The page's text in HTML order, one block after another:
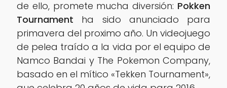
de ello, promete mucha diversión: Pokken
Tournament ha sido anunciado para
primavera del proximo año. Un videojuego
de pelea traído a la vida por el equipo de
Namco Bandai y The Pokemon Company,
basado en el mítico «Tekken Tournament»,